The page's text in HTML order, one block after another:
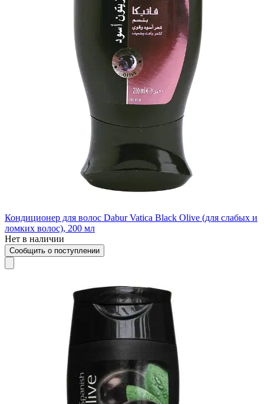
Кондиционер для волос Dabur Vatica Black Olive (для слабых и
ломких волос), 200 мл
Нет в наличии
Сообщить о поступлении